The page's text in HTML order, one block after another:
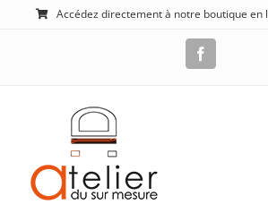
Passer
Accédez directement à notre boutique en